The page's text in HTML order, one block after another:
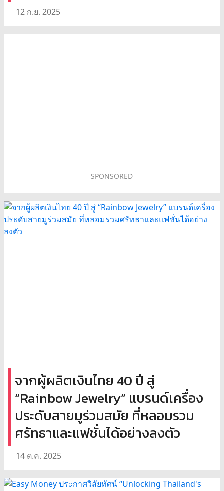
12 ก.ย. 2025
SPONSORED
จากผู้ผลิตเงินไทย 40 ปี สู่
“Rainbow Jewelry” แบรนด์เครื่อง
ประดับสายมูร่วมสมัย ที่หลอมรวม
ศรัทธาและแฟชั่นได้อย่างลงตัว
14 ต.ค. 2025